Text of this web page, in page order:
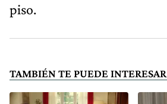
piso.
TAMBIÉN TE PUEDE INTERESAR